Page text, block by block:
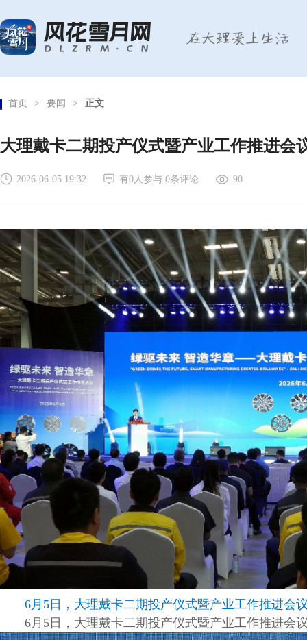
首页 > 要闻 > 正文
大理戴卡二期投产仪式暨产业工作推进会
2026-06-05 19:32 有0人参与 0条评论 90
6月5日，大理戴卡二期投产仪式暨产业工作推进会
6月5日，大理戴卡二期投产仪式暨产业工作推进会